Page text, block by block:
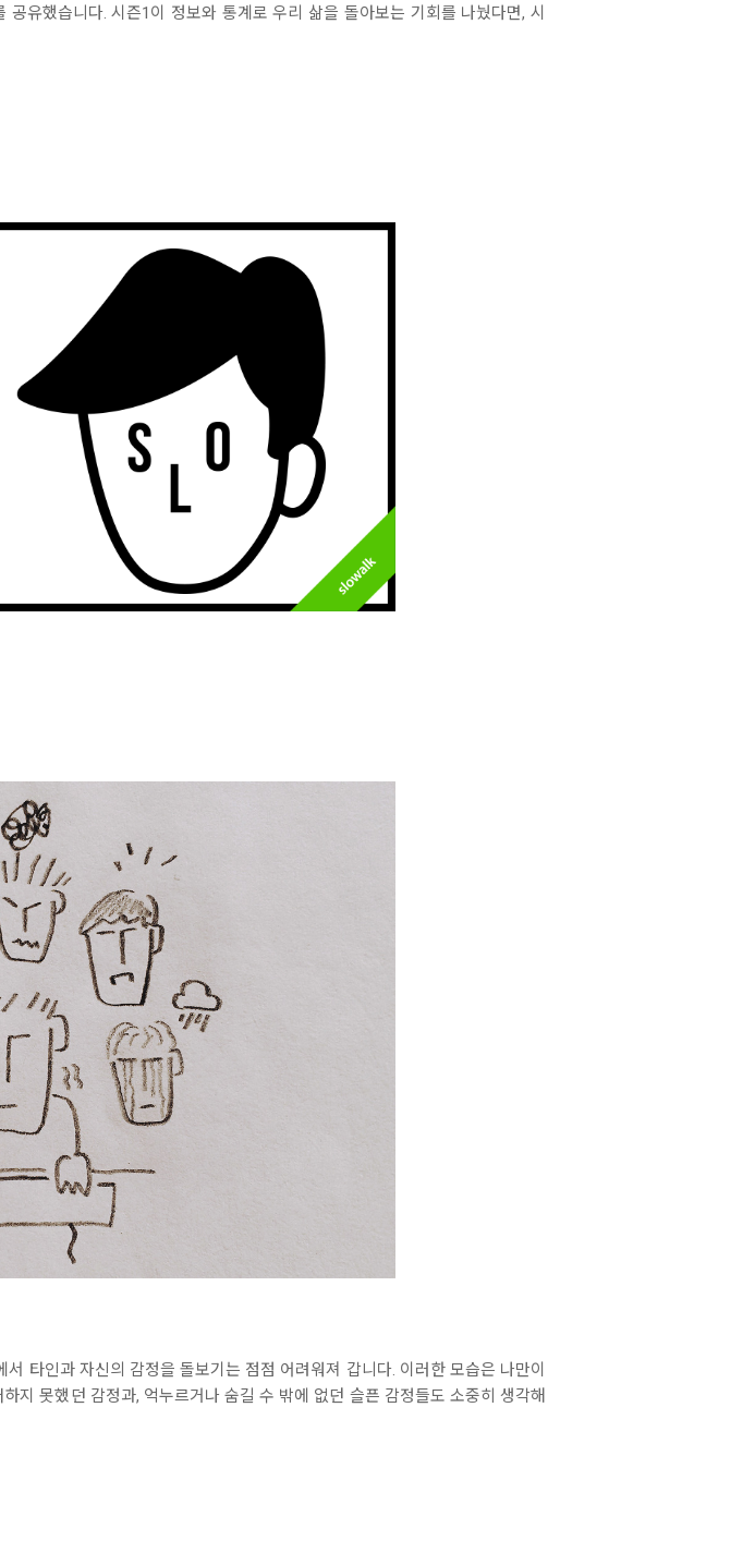
유했습니다. 시즌1이 정보와 통계로 우리 삶을 돌아보는 기회를 나눴다면, 시
타인과 자신의 감정을 돌보기는 점점 어려워져 갑니다. 이러한 모습은 나만이
지 못했던 감정과, 억누르거나 숨길 수 밖에 없던 슬픈 감정들도 소중히 생각해